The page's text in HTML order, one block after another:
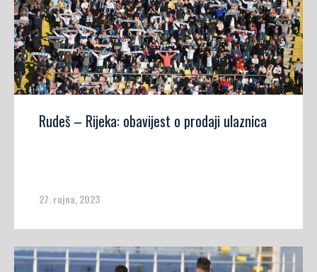
Rudeš – Rijeka: obavijest o prodaji ulaznica
27. rujna, 2023